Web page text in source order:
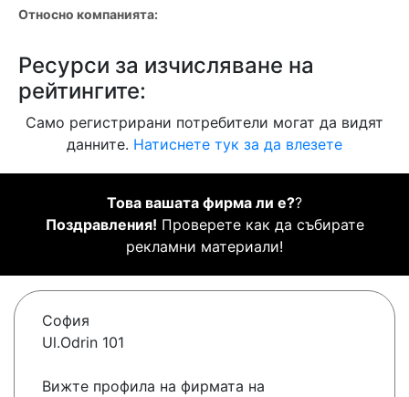
Относно компанията:
Ресурси за изчисляване на
рейтингите:
Само регистрирани потребители могат да видят
данните. Натиснете тук за да влезете
Това вашата фирма ли е??
Поздравления! Проверете как да събирате
рекламни материали!
София
Ul.Odrin 101
Вижте профила на фирмата на